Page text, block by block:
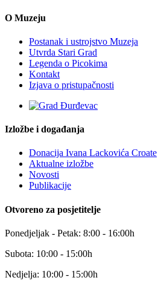
O Muzeju
Postanak i ustrojstvo Muzeja
Utvrda Stari Grad
Legenda o Picokima
Kontakt
Izjava o pristupačnosti
Izložbe i događanja
Donacija Ivana Lackovića Croate
Aktualne izložbe
Novosti
Publikacije
Otvoreno za posjetitelje
Ponedjeljak - Petak: 8:00 - 16:00h
Subota: 10:00 - 15:00h
Nedjelja: 10:00 - 15:00h